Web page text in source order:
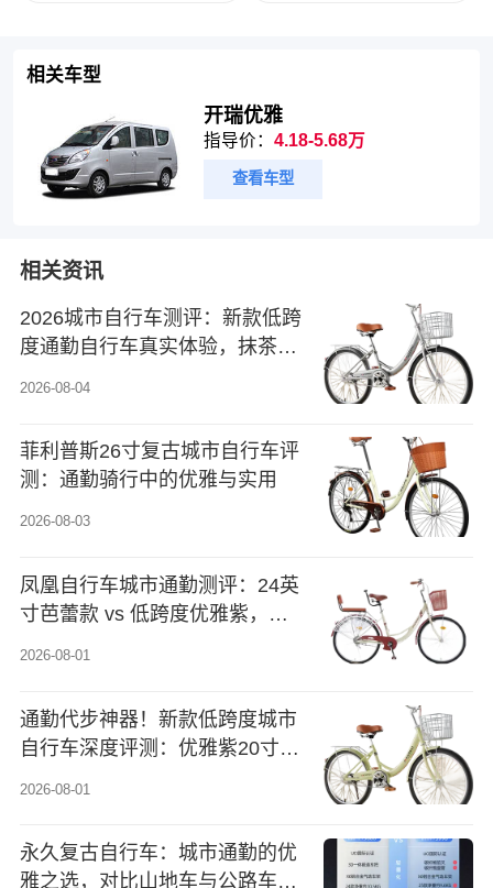
相关车型
开瑞优雅
指导价：4.18-5.68万
查看车型
相关资讯
2026城市自行车测评：新款低跨
度通勤自行车真实体验，抹茶绿
2026-08-04
菲利普斯26寸复古城市自行车评
测：通勤骑行中的优雅与实用
2026-08-03
凤凰自行车城市通勤测评：24英
寸芭蕾款 vs 低跨度优雅紫，谁
2026-08-01
通勤代步神器！新款低跨度城市
自行车深度评测：优雅紫20寸到
2026-08-01
永久复古自行车：城市通勤的优
雅之选，对比山地车与公路车的